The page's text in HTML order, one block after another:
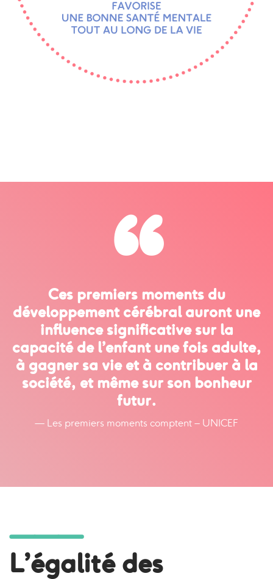
“
Ces premiers moments du
développement cérébral auront une
influence significative sur la
capacité de l’enfant une fois adulte,
à gagner sa vie et à contribuer à la
société, et même sur son bonheur
futur.
— Les premiers moments comptent – UNICEF
―――
L’égalité des